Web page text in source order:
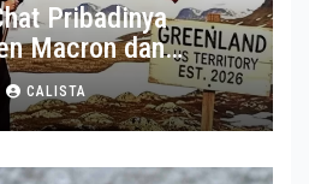
Pribadinya
Macron dan
Medsos, Bahas Isu
CALISTA